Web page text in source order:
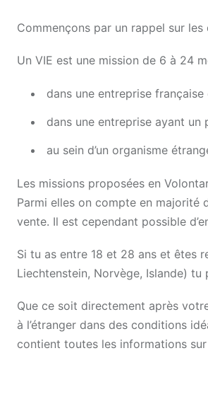
Commençons par un rappel sur
Un VIE est une mission de 6 à 24
dans une entreprise française
dans une entreprise ayant
au sein d’un organisme
Les missions proposées en
Parmi elles on compte en majorité
vente. Il est cependant possible
Si tu as entre 18 et 28 ans et êtes
Liechtenstein, Norvège, Islande) tu
Que ce soit directement après
à l’étranger dans des conditions
contient toutes les informations sur